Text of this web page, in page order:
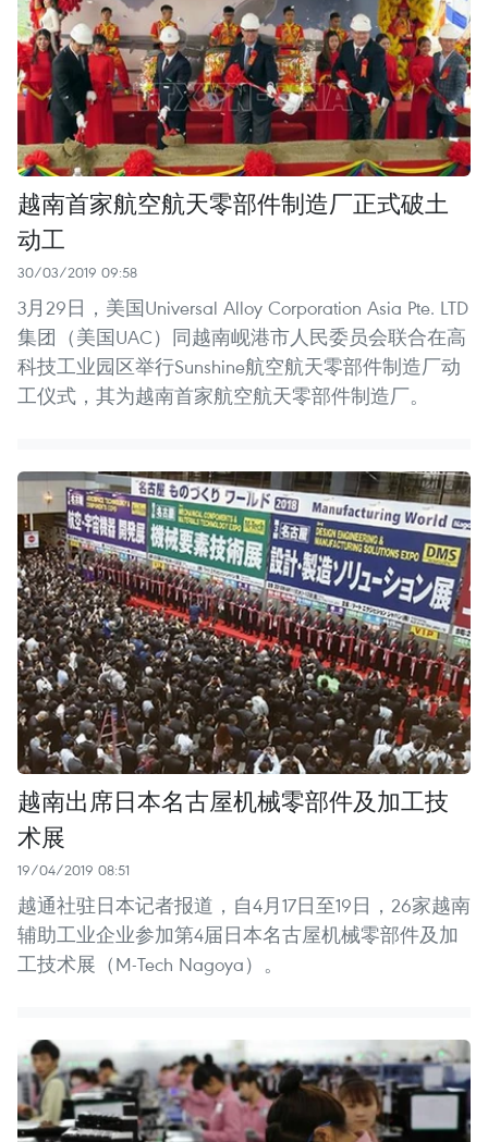
越南首家航空航天零部件制造厂正式破土
动工
30/03/2019 09:58
3月29日，美国Universal Alloy Corporation Asia Pte. LTD
集团（美国UAC）同越南岘港市人民委员会联合在高
科技工业园区举行Sunshine航空航天零部件制造厂动
工仪式，其为越南首家航空航天零部件制造厂。
越南出席日本名古屋机械零部件及加工技
术展
19/04/2019 08:51
越通社驻日本记者报道，自4月17日至19日，26家越南
辅助工业企业参加第4届日本名古屋机械零部件及加
工技术展（M-Tech Nagoya）。